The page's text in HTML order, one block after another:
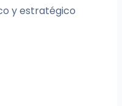
y estratégico